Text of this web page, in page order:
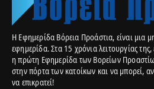
Η Εφημερίδα Βόρεια Προάστια, είναι μια
εφημερίδα. Στα 15 χρόνια λειτουργίας της,
η πρώτη Εφημερίδα των Βορείων
στην πόρτα των κατοίκων και να μπορεί,
να επικρατεί!